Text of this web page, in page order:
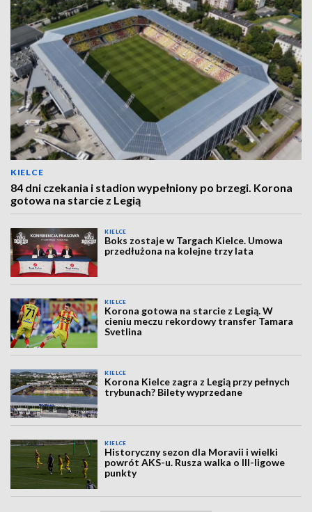
KIELCE
84 dni czekania i stadion wypełniony po brzegi. Korona
gotowa na starcie z Legią
KIELCE
Boks zostaje w Targach Kielce. Umowa
przedłużona na kolejne trzy lata
KIELCE
Korona gotowa na starcie z Legią. W
cieniu meczu rekordowy transfer Tamara
Svetlina
KIELCE
Korona Kielce zagra z Legią przy pełnych
trybunach? Bilety wyprzedane
KIELCE
Historyczny sezon dla Moravii i wielki
powrót AKS-u. Rusza walka o III-ligowe
punkty